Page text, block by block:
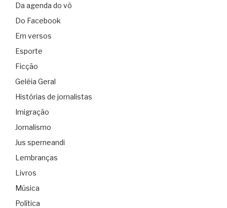
Da agenda do vô
Do Facebook
Em versos
Esporte
Ficção
Geléia Geral
Histórias de jornalistas
Imigração
Jornalismo
Jus sperneandi
Lembranças
Livros
Música
Política